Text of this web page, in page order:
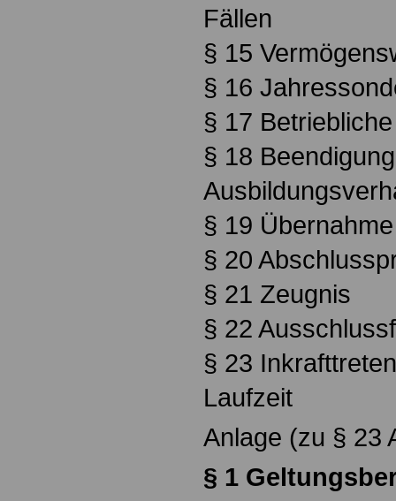
Fällen
§ 15
§ 16
§ 17
§ 18
§ 19
§ 20
§ 21 Zeugnis
§ 22
§ 23
Laufzeit
Anlage (zu § 23
§ 1